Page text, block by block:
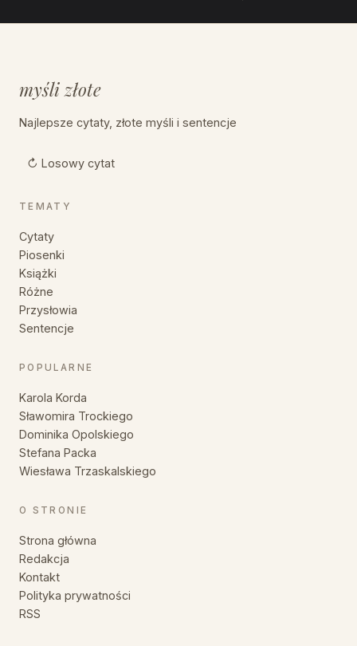
myśli złote
Najlepsze cytaty, złote myśli i sentencje
↻ Losowy cytat
TEMATY
Cytaty
Piosenki
Książki
Różne
Przysłowia
Sentencje
POPULARNE
Karola Korda
Sławomira Trockiego
Dominika Opolskiego
Stefana Packa
Wiesława Trzaskalskiego
O STRONIE
Strona główna
Redakcja
Kontakt
Polityka prywatności
RSS